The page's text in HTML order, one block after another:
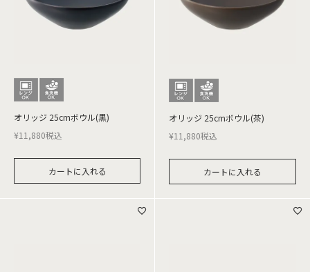
オリッジ 25cmボウル(黒)
¥11,880税込
カートに入れる
オリッジ 25cmボウル(茶)
¥11,880税込
カートに入れる